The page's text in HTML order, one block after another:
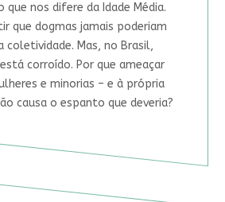
que nos difere da Idade Média.
que dogmas jamais poderiam
coletividade. Mas, no Brasil,
corroído. Por que ameaçar
e minorias – e à própria
causa o espanto que deveria?